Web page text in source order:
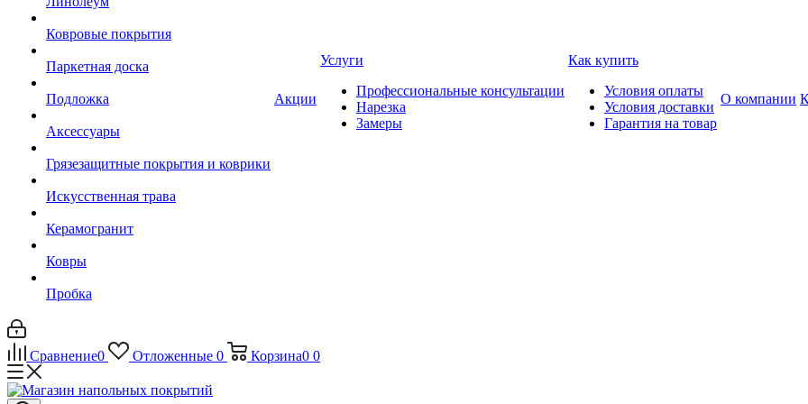
Ковровые покрытия
Паркетная доска
Подложка
Аксессуары
Грязезащитные покрытия и коврики
Искусственная трава
Керамогранит
Ковры
Пробка
Акции
Услуги
Профессиональные консультации
Нарезка
Замеры
Как купить
Условия оплаты
Условия доставки
Гарантия на товар
О компании
Сравнение0 Отложенные 0 Корзина0 0